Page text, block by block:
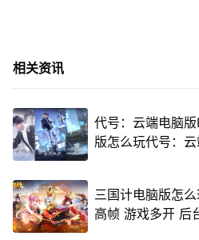
相关资讯
代号：云端电脑
版怎么玩代号：
三国计电脑版怎
高帧 游戏多开 后